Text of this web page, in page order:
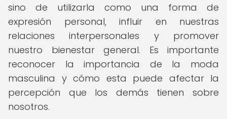
sino de utilizarla como una forma de
expresión personal, influir en nuestras
relaciones interpersonales y promover
nuestro bienestar general. Es importante
reconocer la importancia de la moda
masculina y cómo esta puede afectar la
percepción que los demás tienen sobre
nosotros.